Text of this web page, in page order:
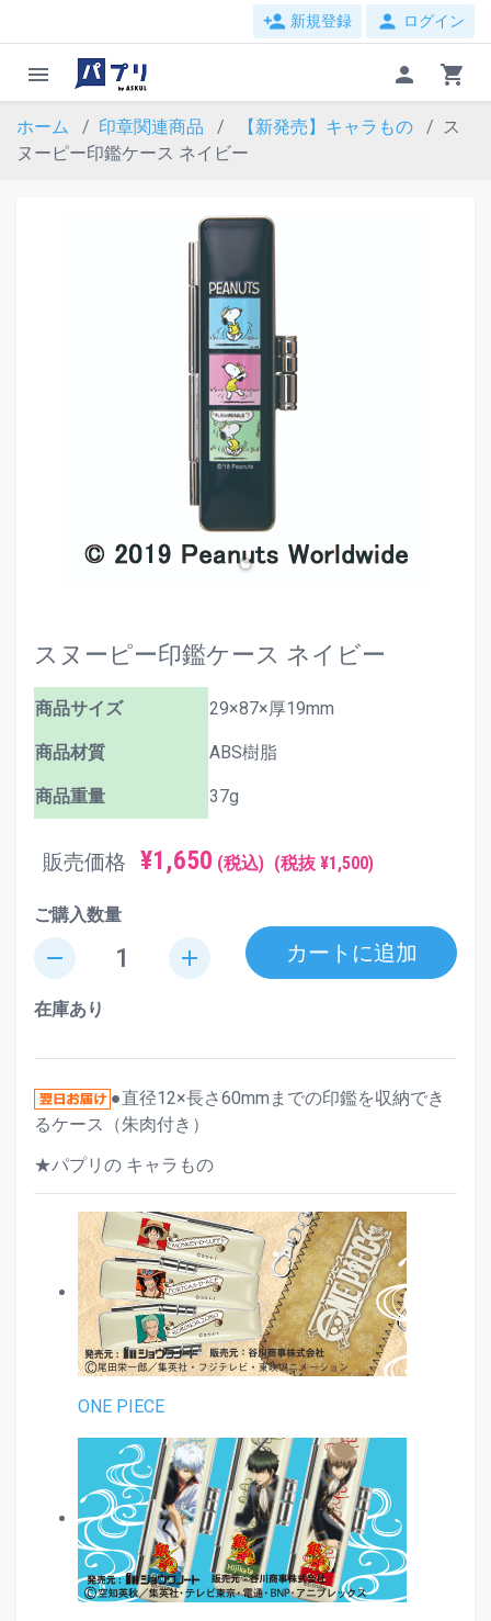
person_add 新規登録 person ログイン
menu person shopping_cart
ホーム 印章関連商品 【新発売】キャラもの
ス
ヌーピー印鑑ケース ネイビー
スヌーピー印鑑ケース ネイビー
商品サイズ 29×87×厚19mm
商品材質 ABS樹脂
商品重量 37g
販売価格 ¥1,650 (税込) (税抜 ¥1,500)
ご購入数量
remove add カートに追加
在庫あり
●直径12×長さ60mmまでの印鑑を収納でき
るケース（朱肉付き）
★パプリの キャラもの
ONE PIECE